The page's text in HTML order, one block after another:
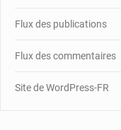
Flux des publications
Flux des commentaires
Site de WordPress-FR